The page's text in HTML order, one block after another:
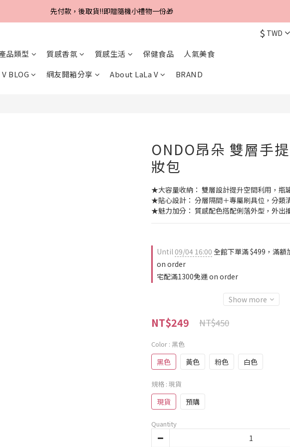
Line好友招募中，首購、回購皆贈100元
先付款，後取貨‼️即贈隨機小禮物一份🎁
$ TWD
品類型 質感香氛 質感生活 保健食品
人氣美食
BLOG 網友開箱分享 About LaLa V BRAND
ONDO昂朵 雙層手
妝包
★大容量收納： 雙層設計提升空間利用，瓶
★貼心設計： 分層隔間＋專屬刷具位，分類
★魅力加分： 質感配色搭配俐落外型，外出
Until09/04 16:00 全館下單滿 $499，滿額
on order
宅配滿1300免運 on order
Show more
NT$249 NT$450
Color : 黑色
黑色 黃色 粉色 白色
規格 : 現貨
現貨 預購
Quantity